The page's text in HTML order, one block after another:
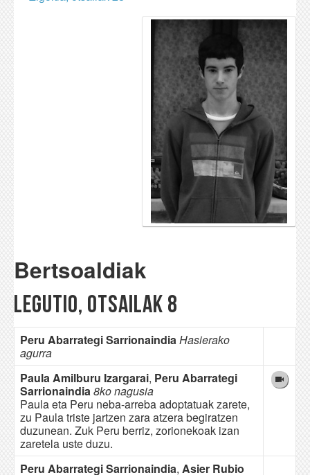
Bertsoaldiak
Legutio, otsailak 8
Peru Abarrategi SarrionaindiaHasierako
agurra
Paula Amilburu Izargarai, Peru Abarrategi
Sarrionaindia8ko nagusia
Paula eta Peru neba-arreba adoptatuak zarete,
zu Paula triste jartzen zara atzera begiratzen
duzunean. Zuk Peru berriz, zorionekoak izan
zaretela uste duzu.
Peru Abarrategi Sarrionaindia, Asier Rubio